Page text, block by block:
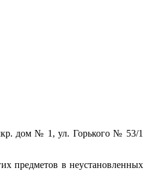
дом № 1, ул. Горького № 53/1
предметов в неустановленных